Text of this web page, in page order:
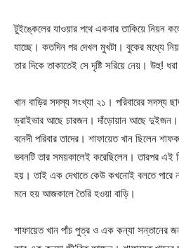
টুইঙ্কেলের যাওয়ার পথে একবার তাকিয়ে নিয়ন
যাচ্ছে। কতদিন পর দেখল মুখটা। বুকের মধ্যে
তার দিকে তাকাতেই সে দৃষ্টি সরিয়ে নেয়। উহু!
খান বাড়ির সদস্য সংখ্যা ২১। পরিবারের
ড্রাইভার আছে চারজন। দাঁড়োয়ান আছে দুইজন।
বনেদী পরিবার তাদের। শাফায়েত খান ছিলেন
ভবনটি তার সময়কালেই করেছিলেন। তারপর এই
হয়। তাই এক দেখাতে কেউ কখনোই বলতে পারে
মনে হয় আজকালে তৈরি হওয়া বাড়ি।
শাফায়েত খান পাঁচ পুত্র ও এক কন্যা সন্তানের